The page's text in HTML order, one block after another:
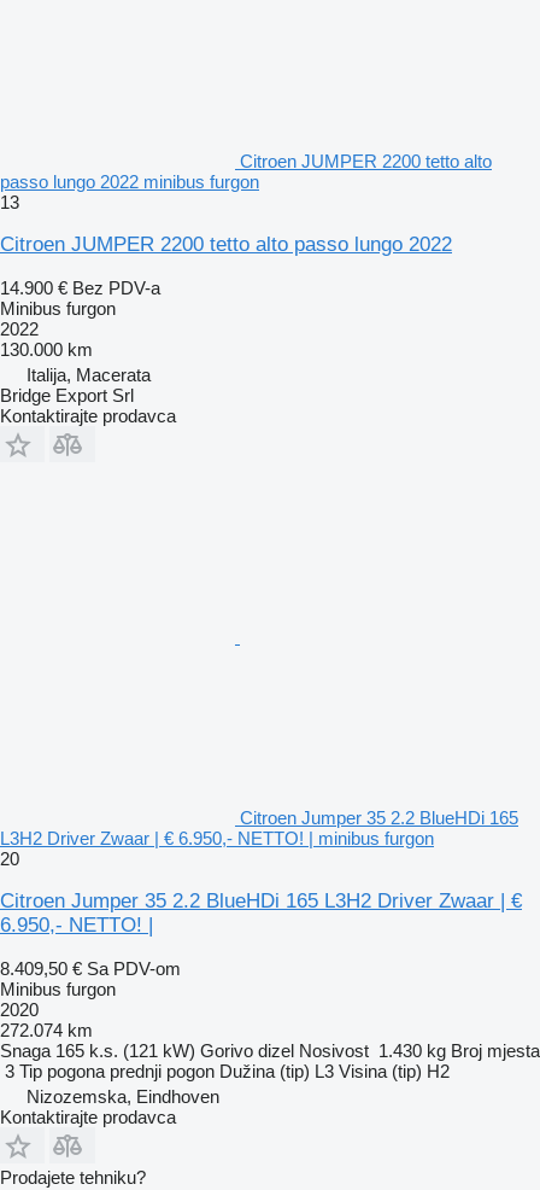
Citroen JUMPER 2200 tetto alto
passo lungo 2022 minibus furgon
13
Citroen JUMPER 2200 tetto alto passo lungo 2022
14.900 € Bez PDV-a
Minibus furgon
2022
130.000 km
Italija, Macerata
Bridge Export Srl
Kontaktirajte prodavca
Citroen Jumper 35 2.2 BlueHDi 165
L3H2 Driver Zwaar | € 6.950,- NETTO! | minibus furgon
20
Citroen Jumper 35 2.2 BlueHDi 165 L3H2 Driver Zwaar | €
6.950,- NETTO! |
8.409,50 € Sa PDV-om
Minibus furgon
2020
272.074 km
Snaga 165 k.s. (121 kW) Gorivo dizel Nosivost 1.430 kg Broj mjesta
3 Tip pogona prednji pogon Dužina (tip) L3 Visina (tip) H2
Nizozemska, Eindhoven
Kontaktirajte prodavca
Prodajete tehniku?